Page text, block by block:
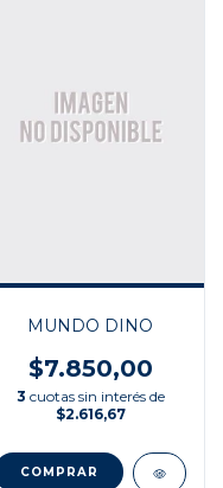
MUNDO DINO
$7.850,00
3 cuotas sin interés de
$2.616,67